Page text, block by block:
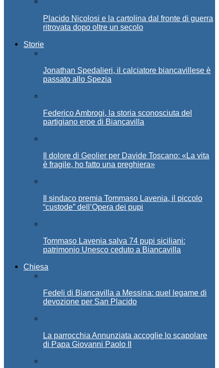
Placido Nicolosi e la cartolina dal fronte di guerra
ritrovata dopo oltre un secolo
Storie
Jonathan Spedalieri, il calciatore biancavillese è
passato allo Spezia
Federico Ambrogi, la storia sconosciuta del
partigiano eroe di Biancavilla
Il dolore di Geolier per Davide Toscano: «La vita
è fragile, ho fatto una preghiera»
Il sindaco premia Tommaso Lavenia, il piccolo
“custode” dell’Opera dei pupi
Tommaso Lavenia salva 74 pupi siciliani:
patrimonio Unesco ceduto a Biancavilla
Chiesa
Fedeli di Biancavilla a Messina: quel legame di
devozione per San Placido
La parrocchia Annunziata accoglie lo scapolare
di Papa Giovanni Paolo II